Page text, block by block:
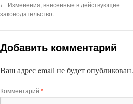
← Изменения, внесенные в действующее
законодательство.
Добавить комментарий
Ваш адрес email не будет опубликован.
Комментарий *